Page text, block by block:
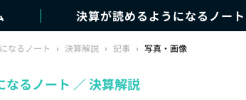
決算が読めるようになるノート
なるノート › 決算解説 › 記事 › 写真・画像
なるノート 決算解説